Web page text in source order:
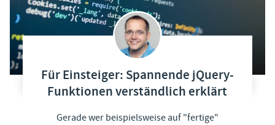
Für Einsteiger: Spannende jQuery-
Funktionen verständlich erklärt
Gerade wer beispielsweise auf "fertige"